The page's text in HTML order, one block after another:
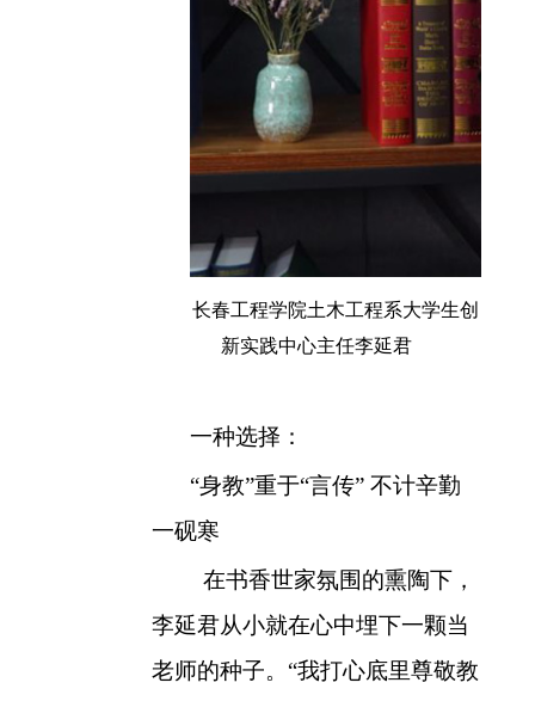
长春工程学院土木工程系大学生创
新实践中心主任李延君
一种选择：
“身教”重于“言传” 不计辛勤
一砚寒
在书香世家氛围的熏陶下，
李延君从小就在心中埋下一颗当
老师的种子。“我打心底里尊敬教